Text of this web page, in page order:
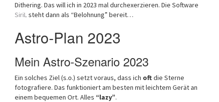
Dithering. Das will ich in 2023 mal durchexerzieren. Die Software
SiriLsteht dann als “Belohnung” bereit…
Astro-Plan 2023
Mein Astro-Szenario 2023
Ein solches Ziel (s.o.) setzt voraus, dass ich oftdie Sterne
fotografiere. Das funktioniert am besten mit leichtem Gerät an
einem bequemen Ort. Alles “lazy”.